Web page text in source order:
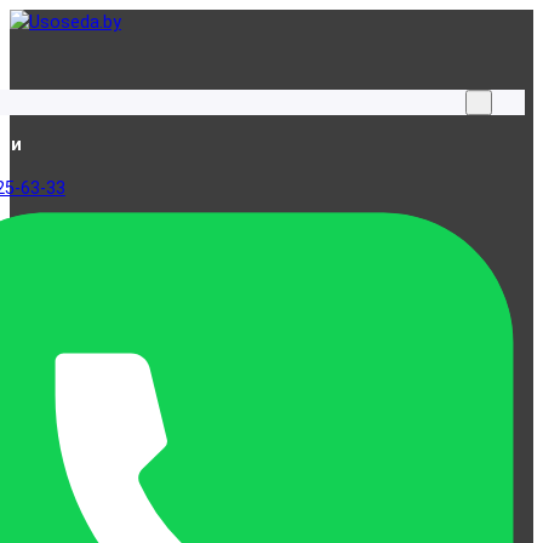
63-33